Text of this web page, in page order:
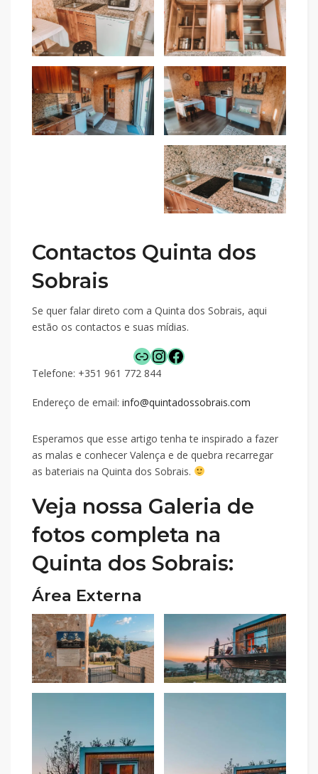
Contactos Quinta dos
Sobrais
Se quer falar direto com a Quinta dos Sobrais, aqui
estão os contactos e suas mídias.
Telefone: +351 961 772 844
Endereço de email: info@quintadossobrais.com
Esperamos que esse artigo tenha te inspirado a fazer
as malas e conhecer Valença e de quebra recarregar
as bateriais na Quinta dos Sobrais.
Veja nossa Galeria de
fotos completa na
Quinta dos Sobrais:
Área Externa